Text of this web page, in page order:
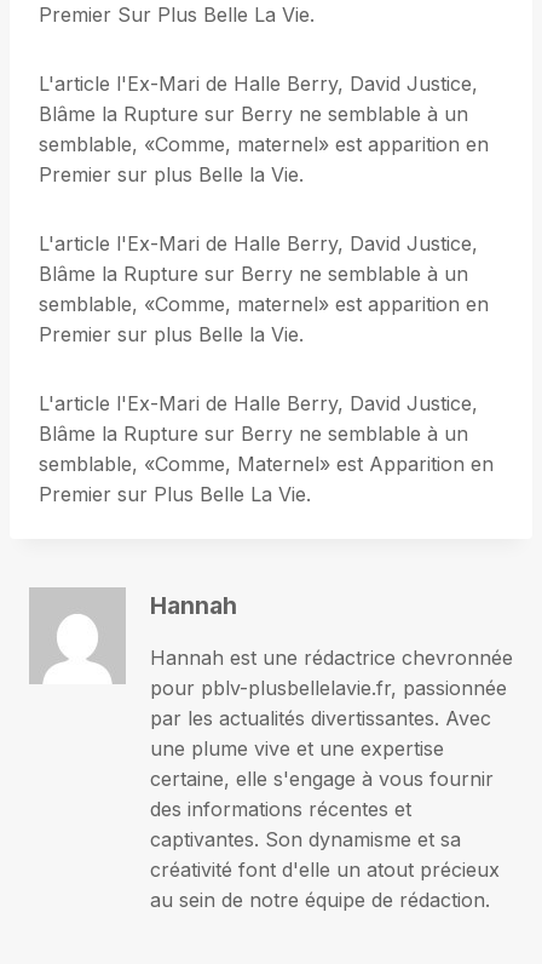
Premier Sur Plus Belle La Vie.
L'article l'Ex-Mari de Halle Berry, David Justice,
Blâme la Rupture sur Berry ne semblable à un
semblable, «Comme, maternel» est apparition en
Premier sur plus Belle la Vie.
L'article l'Ex-Mari de Halle Berry, David Justice,
Blâme la Rupture sur Berry ne semblable à un
semblable, «Comme, maternel» est apparition en
Premier sur plus Belle la Vie.
L'article l'Ex-Mari de Halle Berry, David Justice,
Blâme la Rupture sur Berry ne semblable à un
semblable, «Comme, Maternel» est Apparition en
Premier sur Plus Belle La Vie.
Hannah
Hannah est une rédactrice chevronnée
pour pblv-plusbellelavie.fr, passionnée
par les actualités divertissantes. Avec
une plume vive et une expertise
certaine, elle s'engage à vous fournir
des informations récentes et
captivantes. Son dynamisme et sa
créativité font d'elle un atout précieux
au sein de notre équipe de rédaction.